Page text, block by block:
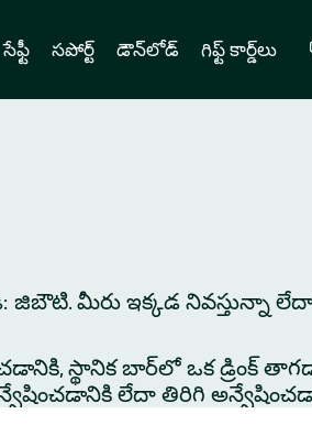
సేఫ్టీ సపోర్ట్ డౌన్‌లోడ్ గిఫ్ట్ కార్డ్‌లు
జిబౌటి. మీరు ఇక్కడ నివస్తున్నా
స్థానిక బార్‌లో ఒక డ్రింక్
లేదా తిరిగి